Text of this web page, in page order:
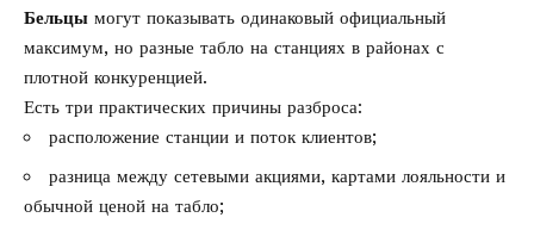
Бельцы могут показывать одинаковый официальный
максимум, но разные табло на станциях в районах с
плотной конкуренцией.
Есть три практических причины разброса:
расположение станции и поток клиентов;
разница между сетевыми акциями, картами лояльности и
обычной ценой на табло;